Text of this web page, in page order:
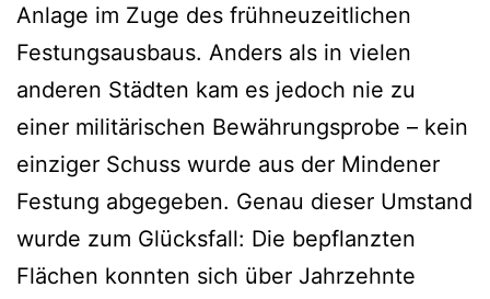
Anlage im Zuge des frühneuzeitlichen
Festungsausbaus. Anders als in vielen
anderen Städten kam es jedoch nie zu
einer militärischen Bewährungsprobe – kein
einziger Schuss wurde aus der Mindener
Festung abgegeben. Genau dieser Umstand
wurde zum Glücksfall: Die bepflanzten
Flächen konnten sich über Jahrzehnte